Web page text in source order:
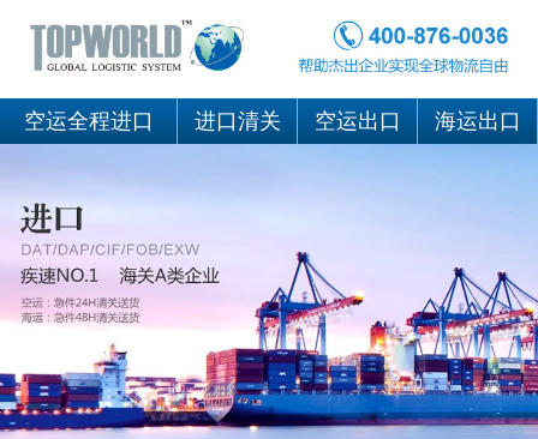
空运全程进口 进口清关 空运出口 海运出口